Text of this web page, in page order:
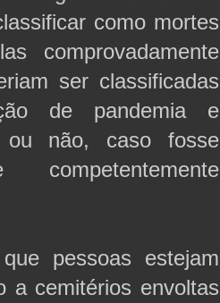
como mortes
comprovadamente
ser classificadas
de pandemia e
ou não, caso fosse
pessoas estejam
a cemitérios envoltas